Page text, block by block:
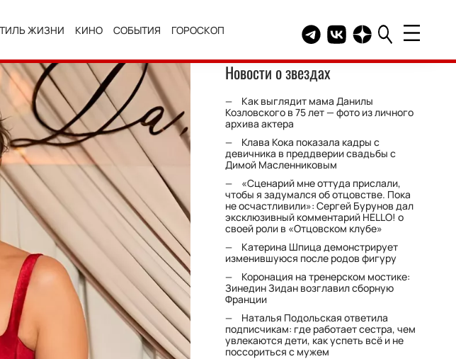
ЖИЗНИ КИНО СОБЫТИЯ ГОРОСКОП Telegram канал HELLO
Группа HELLO
Канал HELLO в
Новости о звездах
Как выглядит мама Данилы
Козловского в 75 лет — фото из личного
архива актера
Клава Кока показала кадры с
девичника в преддверии свадьбы с
Димой Масленниковым
«Сценарий мне оттуда прислали,
чтобы я задумался об отцовстве. Пока
не осчастливили»: Сергей Бурунов дал
эксклюзивный комментарий HELLO! о
своей роли в «Отцовском клубе»
Катерина Шпица демонстрирует
изменившуюся после родов фигуру
Коронация на тренерском мостике:
Зинедин Зидан возглавил сборную
Франции
Наталья Подольская ответила
подписчикам: где работает сестра, чем
увлекаются дети, как успеть всё и не
поссориться с мужем